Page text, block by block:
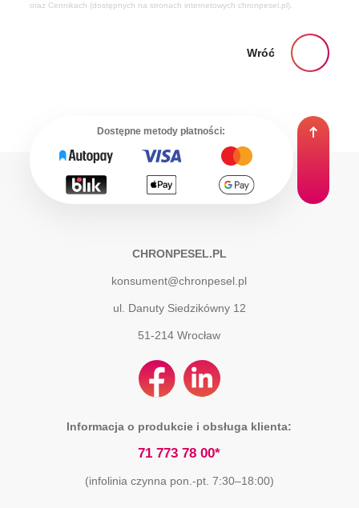
oraz Cennikach (dostępnych na stronach internetowych chronpesel.pl).
Wróć
Dostępne metody płatności:
CHRONPESEL.PL
konsument@chronpesel.pl
ul. Danuty Siedzikówny 12
51-214 Wrocław
Informacja o produkcie i obsługa klienta:
71 773 78 00*
(infolinia czynna pon.-pt. 7:30–18:00)